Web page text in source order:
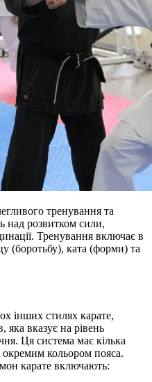
тренування та
над розвитком сили,
Тренування включає в
(боротьбу), ката (форми) та
інших стилях карате,
яка вказує на рівень
Ця система має кілька
окремим кольором пояса.
карате включають: